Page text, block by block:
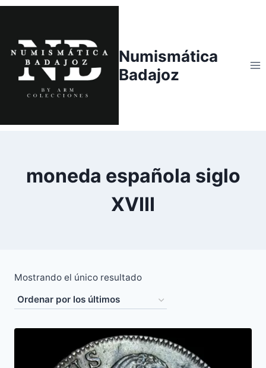
Saltar
contenido
Numismática
Badajoz
moneda española siglo
XVIII
Mostrando el único resultado